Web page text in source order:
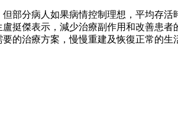
部分病人如果病情控制理想，平均存
挺傑表示，減少治療副作用和改善患
的治療方案，慢慢重建及恢復正常的生